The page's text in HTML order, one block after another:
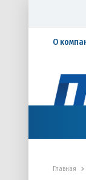
О
Главная